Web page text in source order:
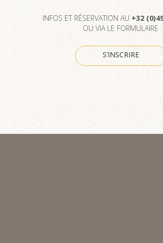
INFOS ET RÉSERVATION AU +32
OU VIA LE FORMULAIRE
S’INSCRIRE